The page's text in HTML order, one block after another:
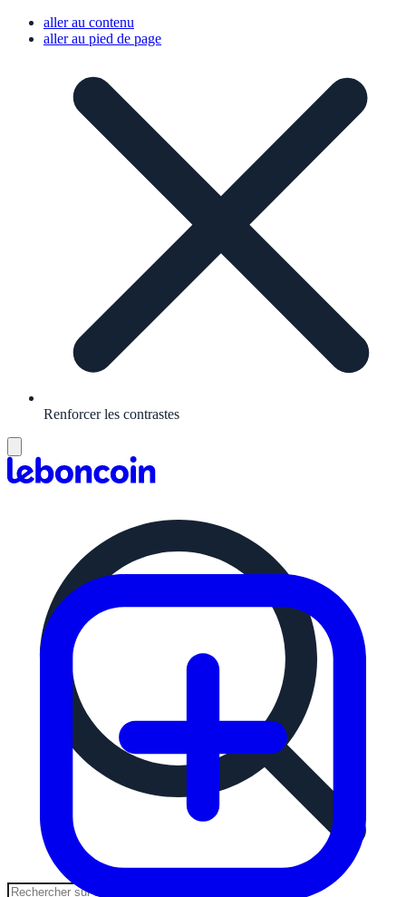
aller au contenu
aller au pied de page
Renforcer les contrastes